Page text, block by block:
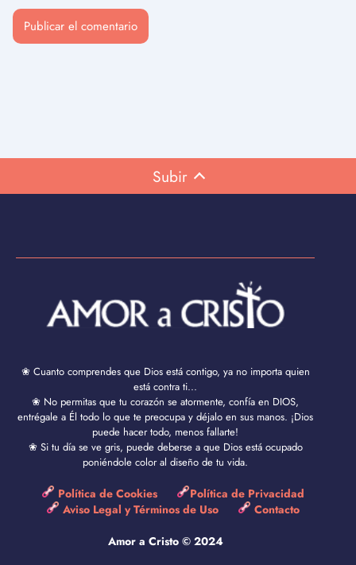
Subir
❀ Cuanto comprendes que Dios está contigo, ya no importa quien
está contra ti...
❀ No permitas que tu corazón se atormente, confía en DIOS,
entrégale a Él todo lo que te preocupa y déjalo en sus manos. ¡Dios
puede hacer todo, menos fallarte!
❀ Si tu día se ve gris, puede deberse a que Dios está ocupado
poniéndole color al diseño de tu vida.
Política de Cookies
Política de Privacidad
Aviso Legal y Términos de Uso
Contacto
Amor a Cristo © 2024